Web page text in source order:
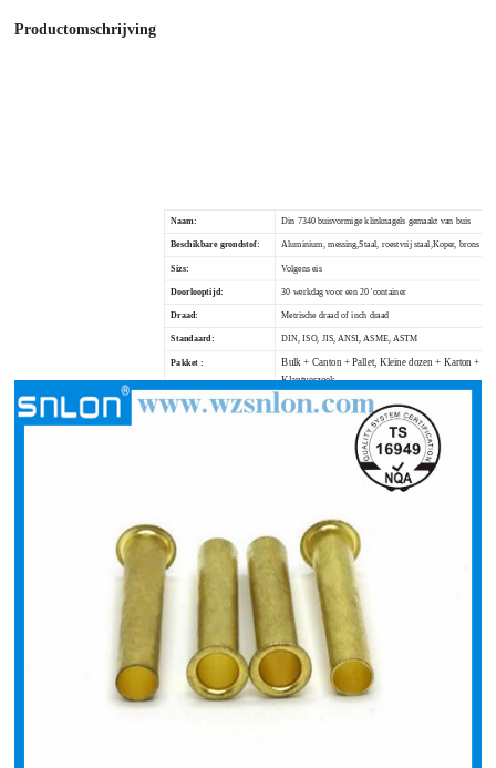
Productomschrijving
Naam: Din 7340 buisvormige klinknagels gemaakt van buis
Beschikbare grondstof: Aluminium, messing,Staal, roestvrij staal, Koper, brons
Sizs: Volgens eis
Doorlooptijd: 30 werkdag voor een 20 'container
Draad: Metrische draad of inch draad
Standaard: DIN, ISO, JIS, ANSI, ASME, ASTM
Pakket :
Bulk + Canton + Pallet, Kleine dozen + Karton +
Klantverzoek
Betaalvoorwaarden : 100% T / T vooraf
TS16949 PPAP NIVEAU 3, CO, VORM A, VORM E
Bouw, spoorwegen, automotive, industrie, meubels
, Machines, chemische industrie